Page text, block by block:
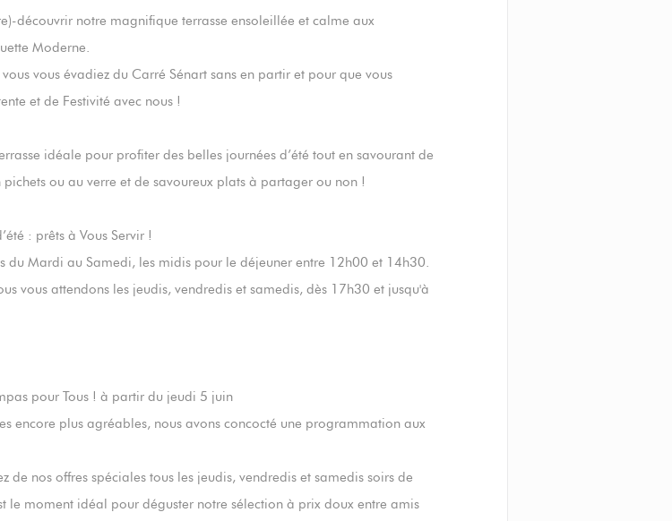
découvrir notre magnifique terrasse ensoleillée et calme aux
Moderne.
vous évadiez du Carré Sénart sans en partir et pour que vous
et de Festivité avec nous !
idéale pour profiter des belles journées d’été tout en savourant de
ou au verre et de savoureux plats à partager ou non !
: prêts à Vous Servir !
du Mardi au Samedi, les midis pour le déjeuner entre 12h00 et 14h30.
vous attendons les jeudis, vendredis et samedis, dès 17h30 et jusqu'à
pour Tous ! à partir du jeudi 5 juin
encore plus agréables, nous avons concocté une programmation aux
de nos offres spéciales tous les jeudis, vendredis et samedis soirs de
le moment idéal pour déguster notre sélection à prix doux entre amis